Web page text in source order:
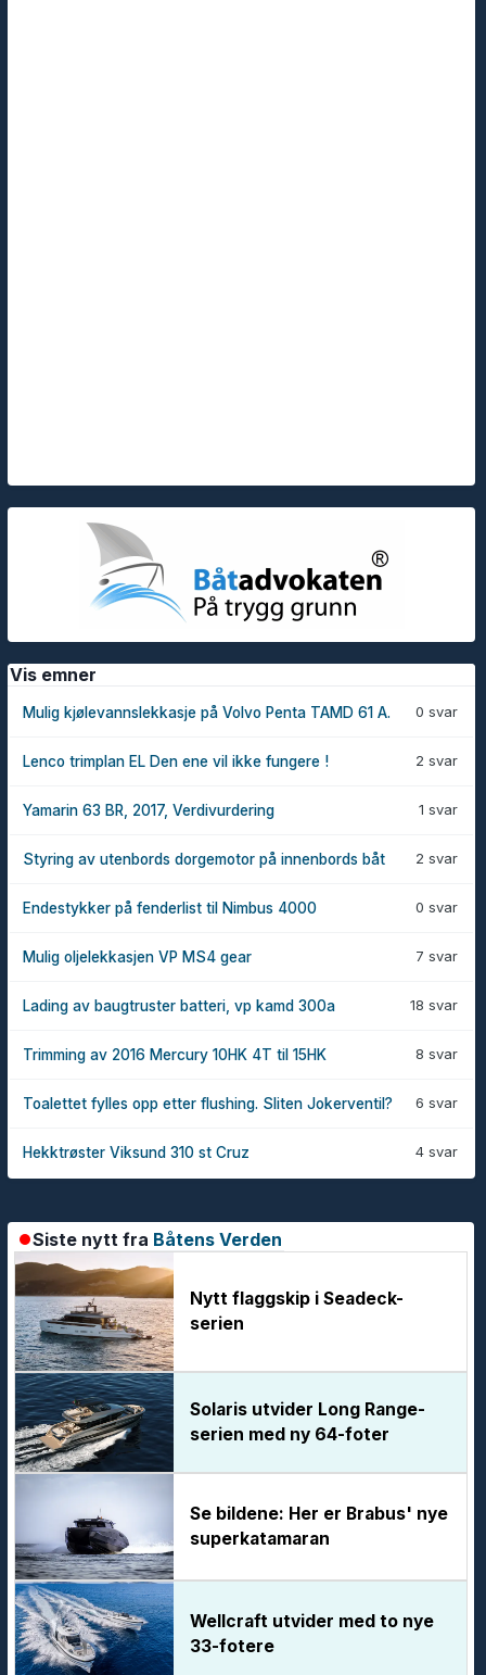
Vis emner
0 svar
Mulig kjølevannslekkasje på Volvo Penta TAMD 61 A.
2 svar
Lenco trimplan EL Den ene vil ikke fungere !
1 svar
Yamarin 63 BR, 2017, Verdivurdering
2 svar
Styring av utenbords dorgemotor på innenbords båt
0 svar
Endestykker på fenderlist til Nimbus 4000
7 svar
Mulig oljelekkasjen VP MS4 gear
18 svar
Lading av baugtruster batteri, vp kamd 300a
8 svar
Trimming av 2016 Mercury 10HK 4T til 15HK
6 svar
Toalettet fylles opp etter flushing. Sliten Jokerventil?
4 svar
Hekktrøster Viksund 310 st Cruz
Siste nytt fra Båtens Verden
Nytt flaggskip i Seadeck-
serien
Solaris utvider Long Range-
serien med ny 64-foter
Se bildene: Her er Brabus' nye
superkatamaran
Wellcraft utvider med to nye
33-fotere